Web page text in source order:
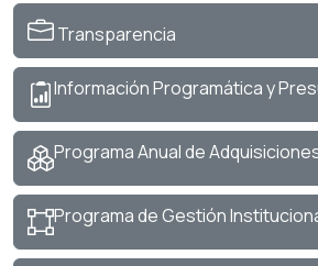
Transparencia
Información Programática y
Programa Anual de
Programa de Gestión